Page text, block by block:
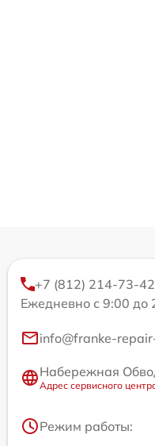
+7 (812) 214-73-42
Ежедневно с 9:00 до
info@franke-
Набережная
Адрес сервисного
Режим работы: